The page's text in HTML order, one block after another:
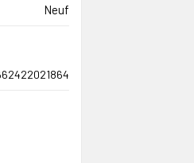
Neuf